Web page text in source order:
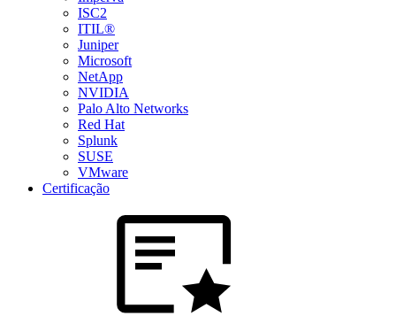
ISC2
ITIL®
Juniper
Microsoft
NetApp
NVIDIA
Palo Alto Networks
Red Hat
Splunk
SUSE
VMware
Certificação